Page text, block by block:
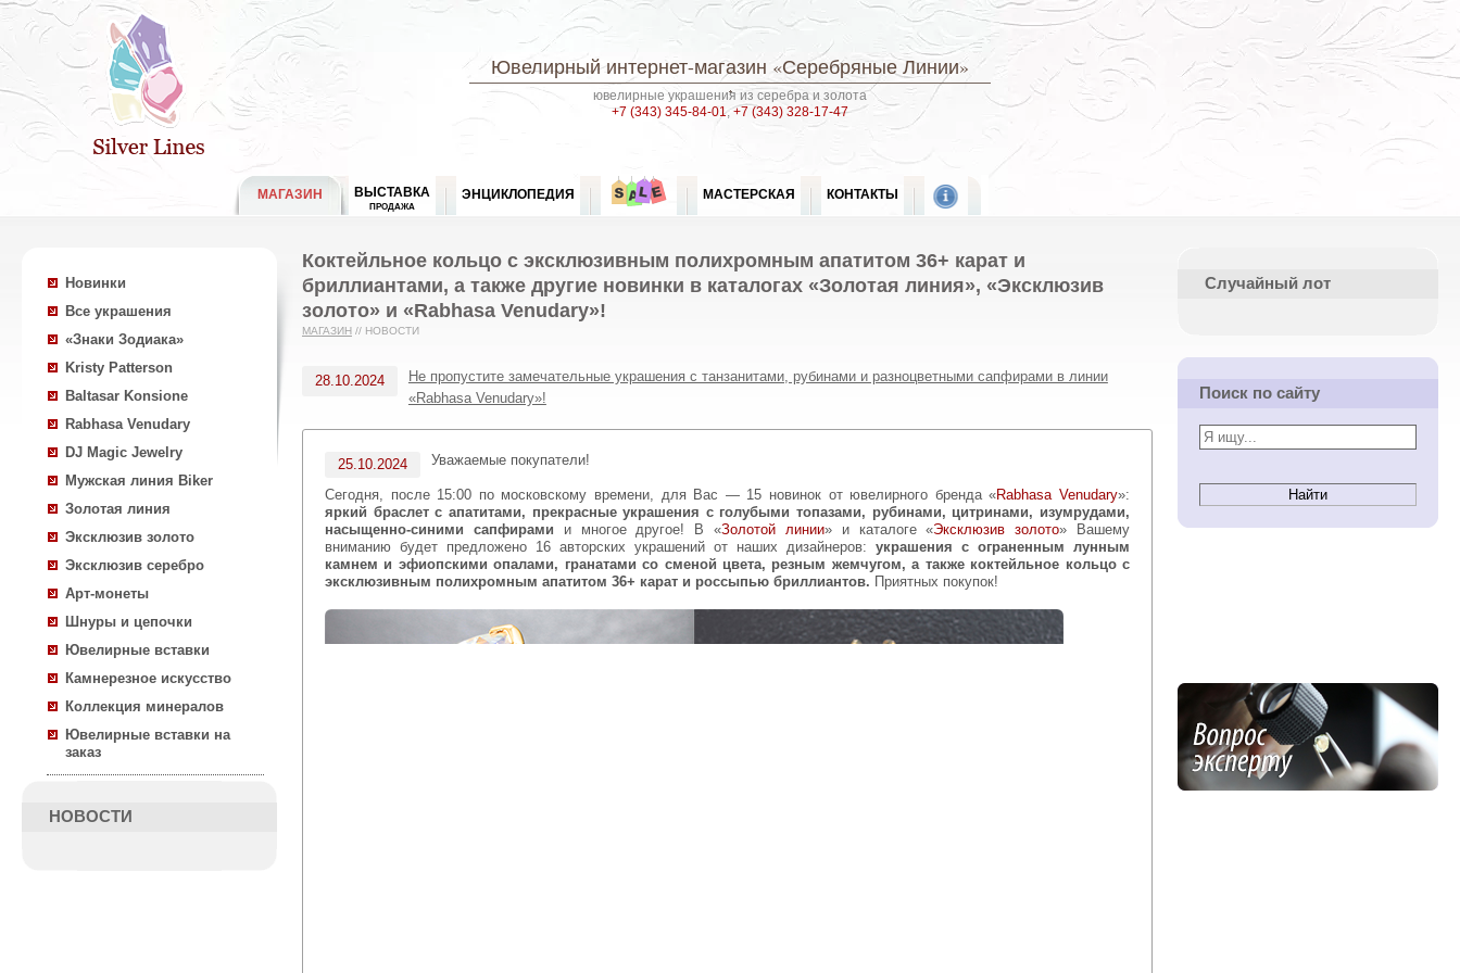
Ювелирный интернет-магазин «Серебряные Линии»
ювелирные украшения из серебра и золота
+7 (343) 345-84-01,+7 (343) 328-17-47
МАГАЗИН ВЫСТАВКА
ПРОДАЖА
ЭНЦИКЛОПЕДИЯ МАСТЕРСКАЯ КОНТАКТЫ
Новинки
Все украшения
«Знаки Зодиака»
Kristy Patterson
Baltasar Konsione
Rabhasa Venudary
DJ Magic Jewelry
Мужская линия Biker
Золотая линия
Эксклюзив золото
Эксклюзив серебро
Арт-монеты
Шнуры и цепочки
Ювелирные вставки
Камнерезное искусство
Коллекция минералов
Ювелирные вставки на
заказ
НОВОСТИ
Коктейльное кольцо с эксклюзивным полихромным апатитом 36+ карат и
бриллиантами, а также другие новинки в каталогах «Золотая линия», «Эксклюзив
золото» и «Rabhasa Venudary»!
МАГАЗИН // НОВОСТИ
28.10.2024
Не пропустите замечательные украшения с танзанитами, рубинами и разноцветными сапфирами в линии
«Rabhasa Venudary»!
25.10.2024 Уважаемые покупатели!
Сегодня, после 15:00 по московскому времени, для Вас — 15 новинок от ювелирного бренда «Rabhasa Venudary»:
яркий браслет с апатитами, прекрасные украшения с голубыми топазами, рубинами, цитринами, изумрудами,
насыщенно-синими сапфирами и многое другое! В «Золотой линии» и каталоге «Эксклюзив золото» Вашему
вниманию будет предложено 16 авторских украшений от наших дизайнеров: украшения с ограненным лунным
камнем и эфиопскими опалами, гранатами со сменой цвета, резным жемчугом, а также коктейльное кольцо с
эксклюзивным полихромным апатитом 36+ карат и россыпью бриллиантов. Приятных покупок!
Случайный лот
Поиск по сайту